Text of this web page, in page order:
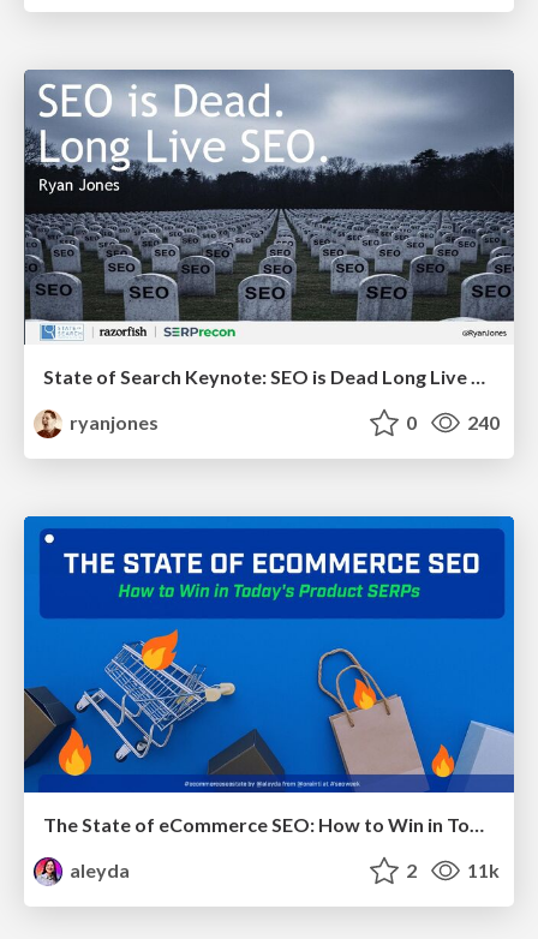
State of Search Keynote: SEO is Dead Long Live SEO
ryanjones
0 240
aleyda
2 11k